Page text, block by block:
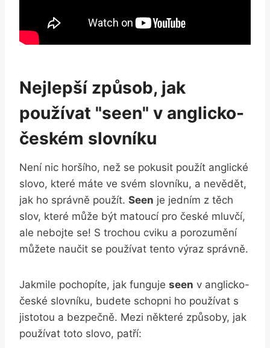
Nejlepší způsob, jak
používat "seen" v anglicko-
českém slovníku
Není nic horšího, než se pokusit použít anglické
slovo, které máte ve svém slovníku, a nevědět,
jak ho správně použít. Seen je jedním z těch
slov, které může být matoucí pro české mluvčí,
ale nebojte se! S trochou cviku a porozumění
můžete naučit se používat tento výraz správně.
Jakmile pochopíte, jak funguje seen v anglicko-
české slovníku, budete schopni ho používat s
jistotou a bezpečně. Mezi některé způsoby, jak
používat toto slovo, patří: